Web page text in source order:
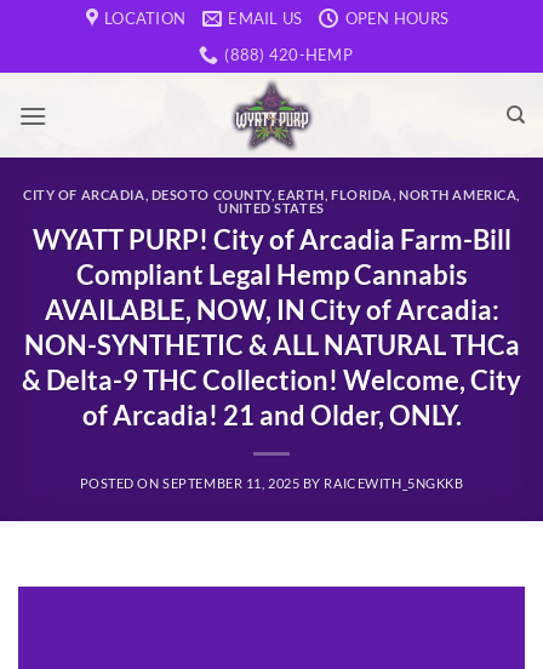
content
LOCATION EMAIL US
OPEN HOURS
(888) 420-HEMP
CITY OF ARCADIA DESOTO COUNTY,EARTH FLORIDA ,NORTH AMERICA
UNITED STATES
WYATT PURP! City of Arcadia Farm-Bill
Compliant Legal Hemp Cannabis
AVAILABLE, NOW, IN City of Arcadia:
NON-SYNTHETIC & ALL NATURAL THCa
& Delta-9 THC Collection! Welcome, City
of Arcadia! 21 and Older, ONLY.
POSTED ONSEPTEMBER 11, 2025 BY RAICEWITH_5NGKKB